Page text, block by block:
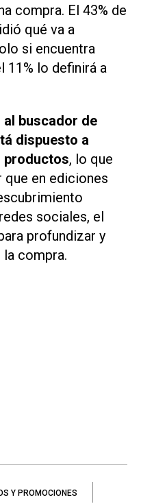
compra. El 43% de
qué va a
si encuentra
11% lo definirá a
al buscador de
dispuesto a
productos, lo que
que en ediciones
sociales, el
profundizar y
compra.
Y PROMOCIONES